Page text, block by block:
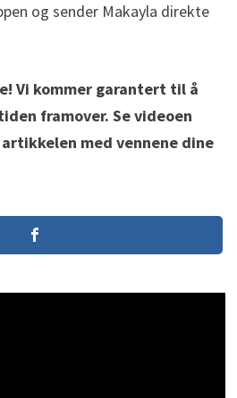
og sender Makayla direkte
Vi kommer garantert til å
framover. Se videoen
med vennene dine